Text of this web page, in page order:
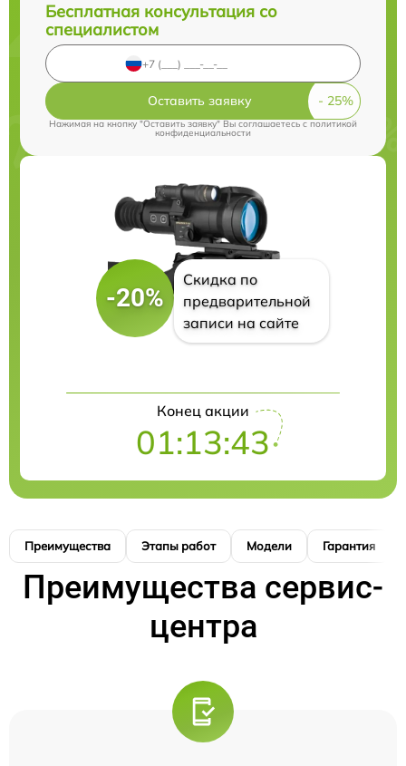
Бесплатная консультация со
специалистом
Оставить заявку
Нажимая на кнопку "Оставить заявку" Вы соглашаетесь cполитикой
конфиденциальности
-20%
Скидка по
предварительной
записи на сайте
Конец акции
01:13:42
Преимущества Этапы работ Модели Гарантия
Преимущества сервис-
центра